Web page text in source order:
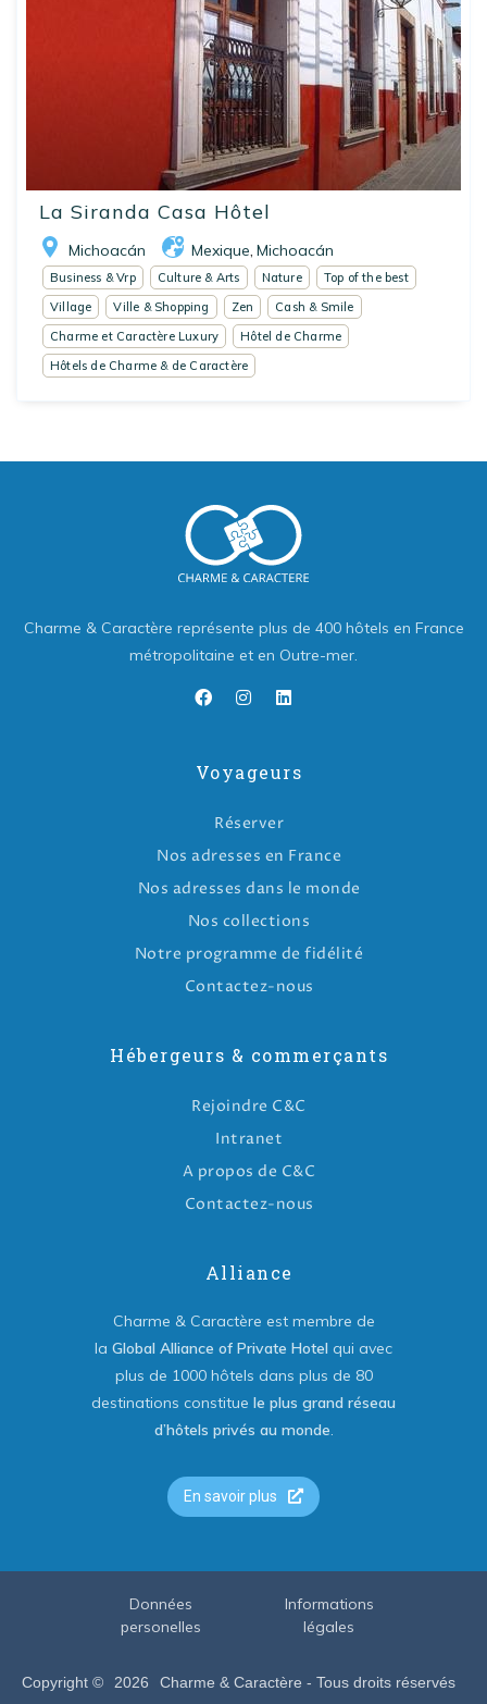
La Siranda Casa Hôtel
Michoacán Mexique Michoacán
Business & Vrp Culture & Arts Nature
Top of the best
Village
Ville & Shopping Zen
Cash & Smile
Charme et Caractère Luxury
Hôtel de Charme
Hôtels de Charme & de Caractère
Charme & Caractère représente plus de 400 hôtels en France
métropolitaine et en Outre-mer.
Voyageurs
Réserver
Nos adresses en France
Nos adresses dans le monde
Nos collections
Notre programme de fidélité
Contactez-nous
Hébergeurs & commerçants
Rejoindre C&C
Intranet
A propos de C&C
Contactez-nous
Alliance
Charme & Caractère est membre de
la Global Alliance of Private Hotel qui avec
plus de 1000 hôtels dans plus de 80
destinations constitue le plus grand réseau
d’hôtels privés au monde.
En savoir plus
Copyright © 2026 Charme & Caractère - Tous droits réservés
Données
personelles
Informations
légales